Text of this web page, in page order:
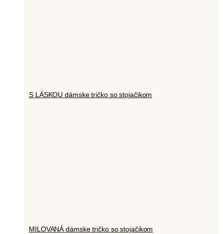
S LÁSKOU dámske tričko so stojačikom
MILOVANÁ dámske tričko so stojačikom